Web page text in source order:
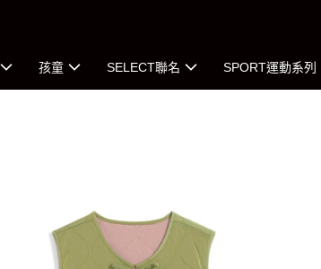
孩童 SELECT聯名 SPORT運動系列